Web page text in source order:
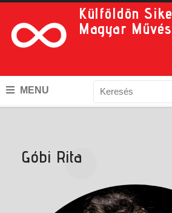
Külföldön
Magyar
MENU
Góbi Rita